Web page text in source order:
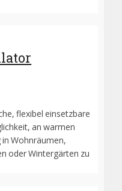
flexibel einsetzbare
an warmen
Wohnräumen,
oder Wintergärten zu